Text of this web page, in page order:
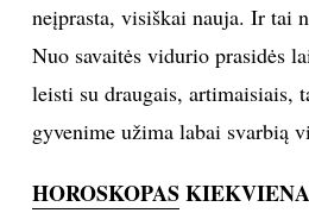
NAMAI
neįprasta, visiškai nauja. Ir tai
Nuo savaitės vidurio prasidės
leisti su draugais, artimaisiais,
gyvenime užima labai svarbią
HOROSKOPAS